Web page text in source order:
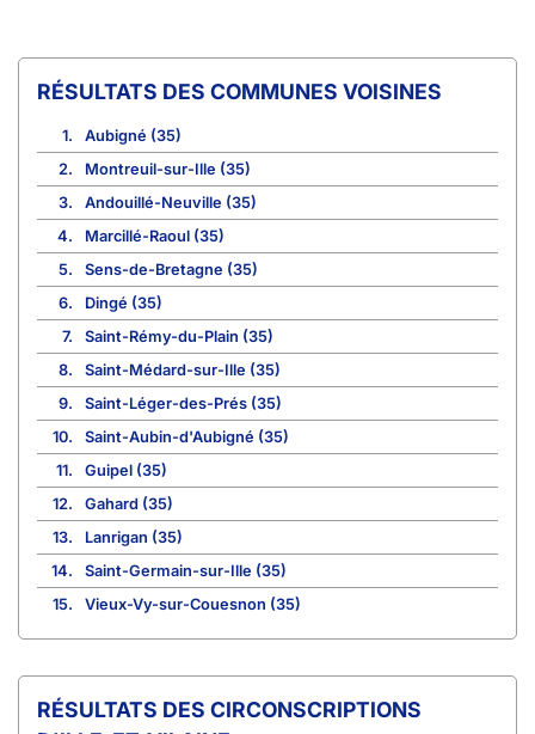
COMMUNES VOISINES
1.
Aubigné (35)
2.
Montreuil-sur-Ille (35)
3.
Andouillé-Neuville (35)
4.
Marcillé-Raoul (35)
5.
Sens-de-Bretagne (35)
6.
Dingé (35)
7.
Saint-Rémy-du-Plain (35)
8.
Saint-Médard-sur-Ille (35)
9.
Saint-Léger-des-Prés (35)
10.
Saint-Aubin-d'Aubigné (35)
11.
Guipel (35)
12.
Gahard (35)
13.
Lanrigan (35)
14.
Saint-Germain-sur-Ille (35)
15.
Vieux-Vy-sur-Couesnon (35)
CIRCONSCRIPTIONS